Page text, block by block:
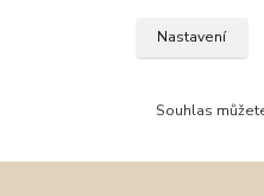
Rukavice jsou vybaveny
udržuje ruce v teple. Podšívka
odvádí vlhkost od ruky.
Nastavení
Souhlas